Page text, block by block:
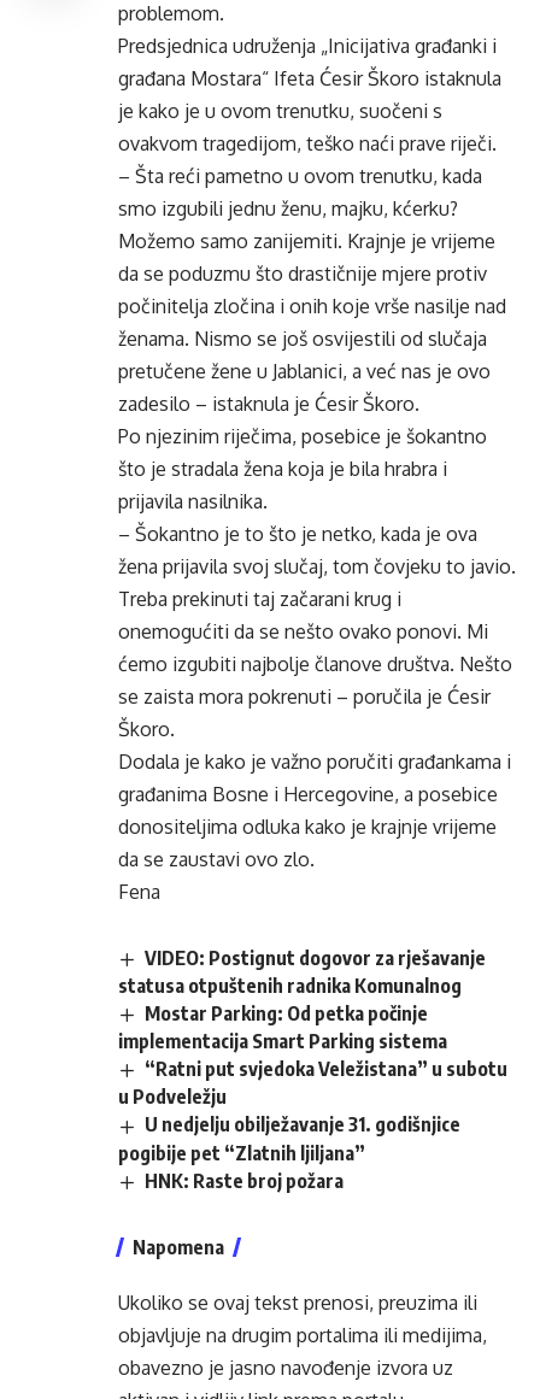
problemom.
Predsjednica udruženja „Inicijativa građanki i
građana Mostara“ Ifeta Ćesir Škoro istaknula
je kako je u ovom trenutku, suočeni s
ovakvom tragedijom, teško naći prave riječi.
– Šta reći pametno u ovom trenutku, kada
smo izgubili jednu ženu, majku, kćerku?
Možemo samo zanijemiti. Krajnje je vrijeme
da se poduzmu što drastičnije mjere protiv
počinitelja zločina i onih koje vrše nasilje nad
ženama. Nismo se još osvijestili od slučaja
pretučene žene u Jablanici, a već nas je ovo
zadesilo – istaknula je Ćesir Škoro.
Po njezinim riječima, posebice je šokantno
što je stradala žena koja je bila hrabra i
prijavila nasilnika.
– Šokantno je to što je netko, kada je ova
žena prijavila svoj slučaj, tom čovjeku to javio.
Treba prekinuti taj začarani krug i
onemogućiti da se nešto ovako ponovi. Mi
ćemo izgubiti najbolje članove društva. Nešto
se zaista mora pokrenuti – poručila je Ćesir
Škoro.
Dodala je kako je važno poručiti građankama i
građanima Bosne i Hercegovine, a posebice
donositeljima odluka kako je krajnje vrijeme
da se zaustavi ovo zlo.
Fena
VIDEO: Postignut dogovor za rješavanje
statusa otpuštenih radnika Komunalnog
Mostar Parking: Od petka počinje
implementacija Smart Parking sistema
“Ratni put svjedoka Veležistana” u subotu
u Podveležju
U nedjelju obilježavanje 31. godišnjice
pogibije pet “Zlatnih ljiljana”
HNK: Raste broj požara
Napomena
Ukoliko se ovaj tekst prenosi, preuzima ili
objavljuje na drugim portalima ili medijima,
obavezno je jasno navođenje izvora uz